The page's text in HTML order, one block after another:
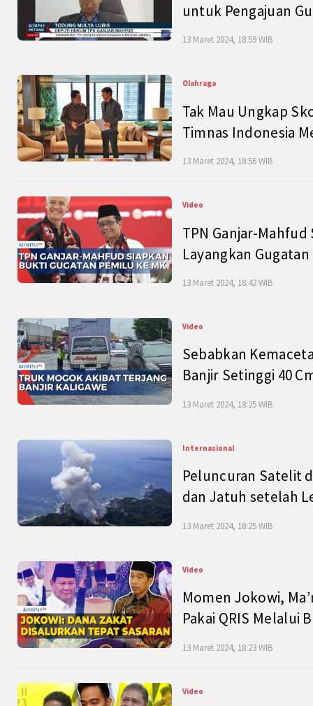
untuk Pengajuan
13 Maret 2024, 18:59 WIB
Olahraga
Tak Mau Ungkap
Timnas Indonesia
13 Maret 2024, 18:56 WIB
Video
TPN Ganjar-
Layangkan
13 Maret 2024, 18:42 WIB
Video
Sebabkan
Banjir Setinggi 40
13 Maret 2024, 18:25 WIB
Internasional
Peluncuran Satelit
dan Jatuh setelah
13 Maret 2024, 18:25 WIB
Video
Momen Jokowi,
Pakai QRIS Melalui
13 Maret 2024, 18:23 WIB
Video